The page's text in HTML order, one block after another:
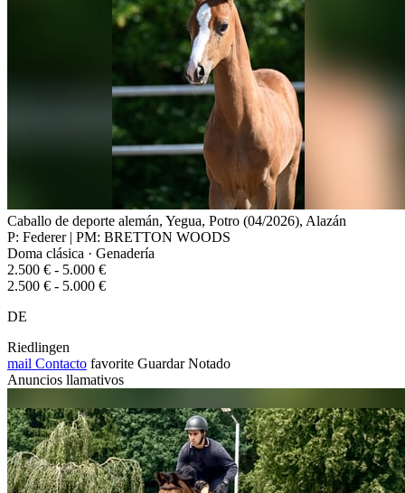
Caballo de deporte alemán, Yegua, Potro (04/2026), Alazán
P: Federer | PM: BRETTON WOODS
Doma clásica · Genadería
2.500 € - 5.000 €
2.500 € - 5.000 €
DE
Riedlingen
mail Contacto favorite Guardar Notado
Anuncios llamativos